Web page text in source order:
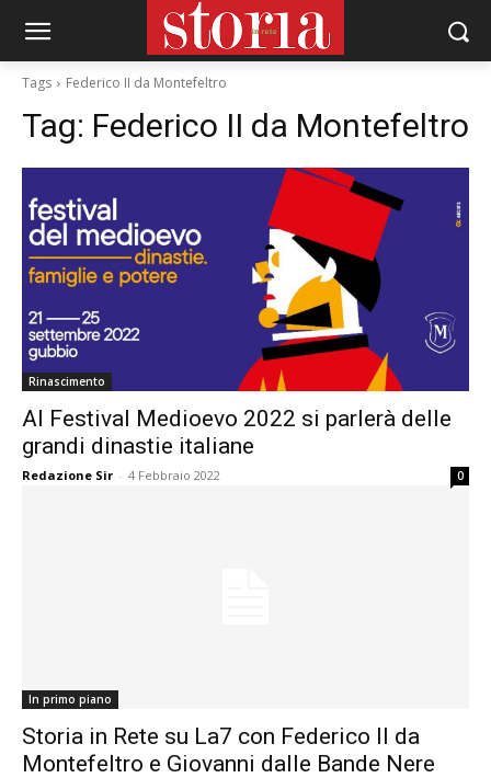
Tags Federico II da Montefeltro
Tag: Federico II da Montefeltro
Rinascimento
Al Festival Medioevo 2022 si parlerà delle
grandi dinastie italiane
Redazione Sir - 4 Febbraio 2022 0
In primo piano
Storia in Rete su La7 con Federico II da
Montefeltro e Giovanni dalle Bande Nere